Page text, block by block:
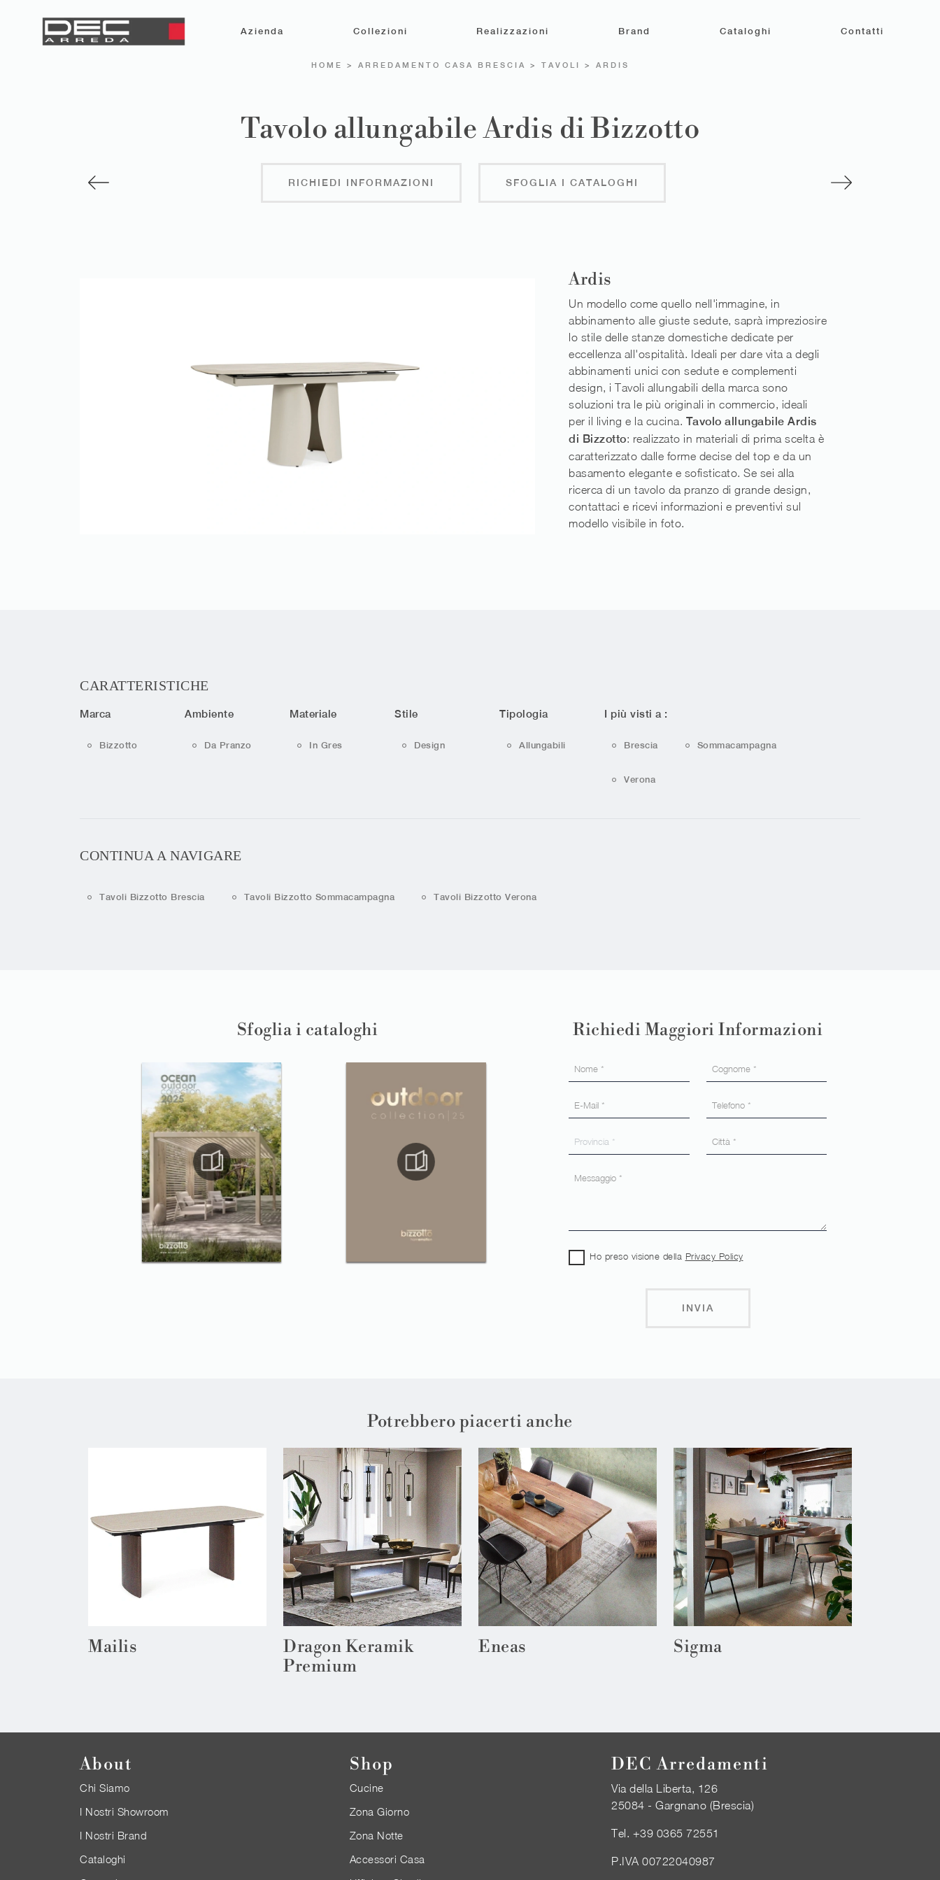
Azienda Collezioni Realizzazioni Brand Cataloghi Contatti
HOME > ARREDAMENTO CASA BRESCIA > TAVOLI > ARDIS
Tavolo allungabile Ardis di Bizzotto
RICHIEDI INFORMAZIONI SFOGLIA I CATALOGHI
Ardis
Un modello come quello nell'immagine, in
abbinamento alle giuste sedute, saprà impreziosire
lo stile delle stanze domestiche dedicate per
eccellenza all'ospitalità. Ideali per dare vita a degli
abbinamenti unici con sedute e complementi
design, i Tavoli allungabili della marca sono
soluzioni tra le più originali in commercio, ideali
per il living e la cucina. Tavolo allungabile Ardis
di Bizzotto: realizzato in materiali di prima scelta è
caratterizzato dalle forme decise del top e da un
basamento elegante e sofisticato. Se sei alla
ricerca di un tavolo da pranzo di grande design,
contattaci e ricevi informazioni e preventivi sul
modello visibile in foto.
CARATTERISTICHE
Marca
Bizzotto
Ambiente
Da Pranzo
Materiale
In Gres
Stile
Design
Tipologia
Allungabili
I più visti a :
Brescia Sommacampagna
Verona
CONTINUA A NAVIGARE
Tavoli Bizzotto Brescia Tavoli Bizzotto Sommacampagna Tavoli Bizzotto Verona
Sfoglia i cataloghi Richiedi Maggiori Informazioni
Ho preso visione della Privacy Policy
INVIA
Potrebbero piacerti anche
Mailis
Dragon Keramik
Premium
Eneas Sigma
About
Chi Siamo
I Nostri Showroom
I Nostri Brand
Cataloghi
Shop
Cucine
Zona Giorno
Zona Notte
Accessori Casa
DEC Arredamenti
Via della Liberta, 126
25084 - Gargnano (Brescia)
Tel. +39 0365 72551
P.IVA 00722040987